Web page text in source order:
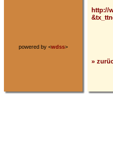
powered by <wdss>
http://
»